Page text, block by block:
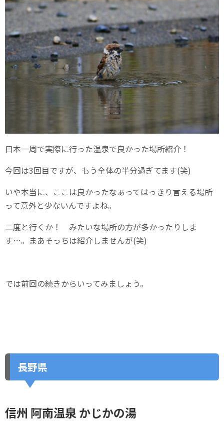
日本一周で実際に行った温泉で良かった場所紹介！
今回は3回目ですが、もう全体の半分過ぎてます(笑)
いや本当に、ここは良かったなぁってはっきり言える場所
って意外と少ないんですよね。
二度と行くか！ みたいな場所の方が多かったりしま
す…。まあそっちは紹介しませんが(笑)
では前回の続きからいってみましょう。
長野県
信州 阿南温泉 かじかの湯